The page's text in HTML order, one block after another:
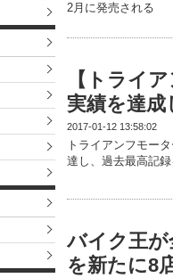
2月に発売される
【トライ
実績を達
2017-01-12 13:58:02
トライアンフモー
達し、過去最高記
バイク王
を新たに8